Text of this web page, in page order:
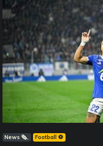
News 🗞️ Football ⚽️